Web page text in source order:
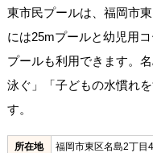
東市民プールは、福岡市
には25mプールと幼児用
プールも利用できます。
泳ぐ」「子どもの水慣れ
す。
所在地
福岡市東区名島2丁目